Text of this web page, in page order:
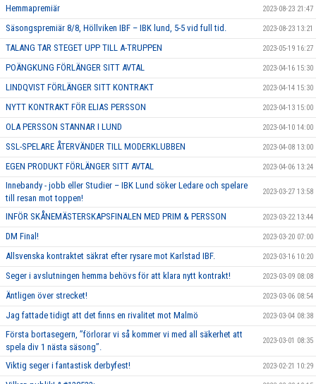
Hemmapremiär 2023-08-23 21:47
Säsongspremiär 8/8, Höllviken IBF – IBK lund, 5-5 vid full tid. 2023-08-23 13:21
TALANG TAR STEGET UPP TILL A-TRUPPEN 2023-05-19 16:27
POÄNGKUNG FÖRLÄNGER SITT AVTAL 2023-04-16 15:30
LINDQVIST FÖRLÄNGER SITT KONTRAKT 2023-04-14 15:30
NYTT KONTRAKT FÖR ELIAS PERSSON 2023-04-13 15:00
OLA PERSSON STANNAR I LUND 2023-04-10 14:00
SSL-SPELARE ÅTERVÄNDER TILL MODERKLUBBEN 2023-04-08 13:00
EGEN PRODUKT FÖRLÄNGER SITT AVTAL 2023-04-06 13:24
Innebandy - jobb eller Studier – IBK Lund söker Ledare och spelare
till resan mot toppen!
2023-03-27 13:58
INFÖR SKÅNEMÄSTERSKAPSFINALEN MED PRIM & PERSSON 2023-03-22 13:44
DM Final! 2023-03-20 07:00
Allsvenska kontraktet säkrat efter rysare mot Karlstad IBF. 2023-03-16 10:20
Seger i avslutningen hemma behövs för att klara nytt kontrakt! 2023-03-09 08:08
Äntligen över strecket! 2023-03-06 08:54
Jag fattade tidigt att det finns en rivalitet mot Malmö 2023-03-04 08:38
Första bortasegern, ’’förlorar vi så kommer vi med all säkerhet att
spela div 1 nästa säsong’’.
2023-03-01 08:35
Viktig seger i fantastisk derbyfest! 2023-02-21 10:29